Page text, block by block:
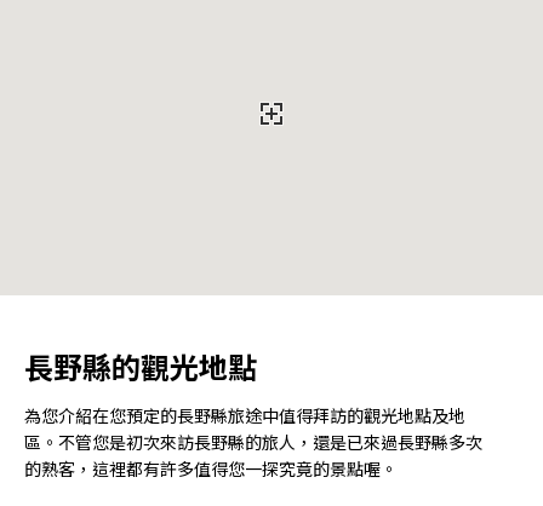
長野縣的觀光地點
為您介紹在您預定的長野縣旅途中值得拜訪的觀光地點及地
區。不管您是初次來訪長野縣的旅人，還是已來過長野縣多次
的熟客，這裡都有許多值得您一探究竟的景點喔。